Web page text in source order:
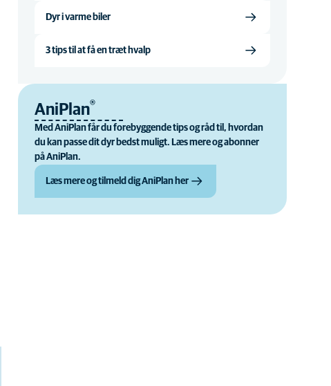
Dyr i varme biler
3 tips til at få en træt hvalp
AniPlan®
Med AniPlan får du forebyggende tips og råd til, hvordan
du kan passe dit dyr bedst muligt. Læs mere og abonner
på AniPlan.
Læs mere og tilmeld dig AniPlan her